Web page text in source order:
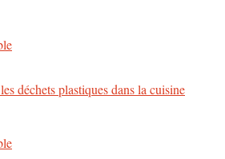
déchets plastiques dans la cuisine